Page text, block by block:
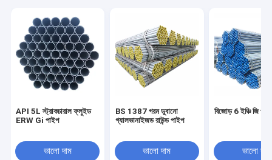
API 5L স্ট্রাকচারাল ফ্লুইড
ERW Gi পাইপ
ভালো দাম
BS 1387 গরম ডুবানো
গ্যালভানাইজড রাউন্ড পাইপ
ভালো দাম
বিজোড় 6 ইঞ্চি জি
ভালো দাম